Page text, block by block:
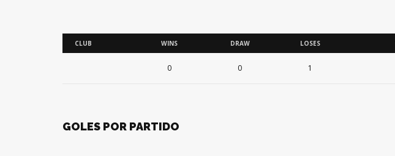
CLUB WINS DRAW LOSES
0 0 1
GOLES POR PARTIDO